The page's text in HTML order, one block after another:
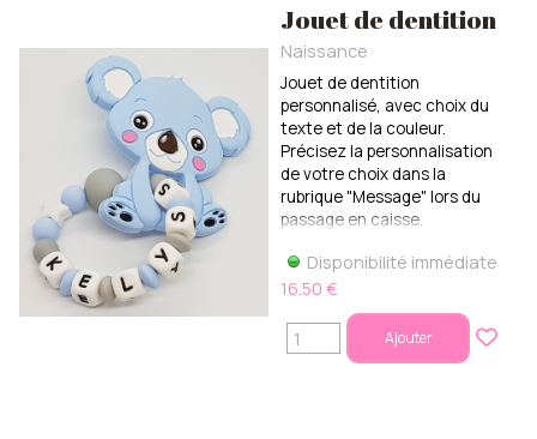
Jouet de dentition
Naissance
Jouet de dentition
personnalisé, avec choix du
texte et de la couleur.
Précisez la personnalisation
de votre choix dans la
rubrique "Message" lors du
passage en caisse.
Disponibilité immédiate
16.50 €
Ajouter